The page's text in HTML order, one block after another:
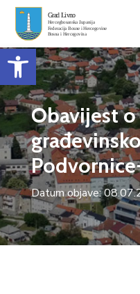
Open toolbar
Obavijest
Datum objave: